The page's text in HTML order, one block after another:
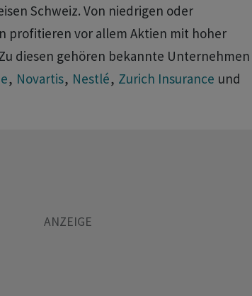
Schweiz. Von niedrigen oder
profitieren vor allem Aktien mit hoher
diesen gehören bekannte Unternehmen
, Novartis, Nestlé, Zurich Insurance und